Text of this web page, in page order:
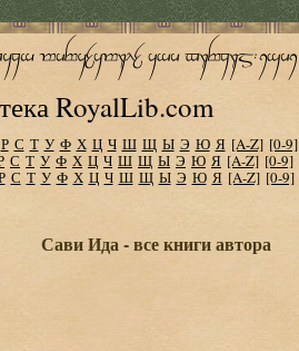
RoyalLib.com
Р С Т У Ф Х Ц Ч Ш Щ Ы Э Ю Я [A-Z] [0-9]
С Т У Ф Х Ц Ч Ш Щ Ы Э Ю Я [A-Z] [0-9]
С Т У Ф Х Ц Ч Ш Щ Ы Э Ю Я [A-Z] [0-9]
Сави Ида - все книги автора